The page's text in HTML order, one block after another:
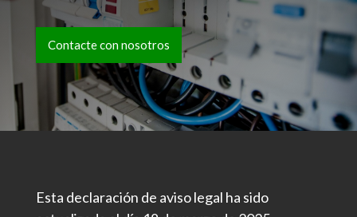
Contacte con nosotros
Esta declaración de aviso legal ha sido